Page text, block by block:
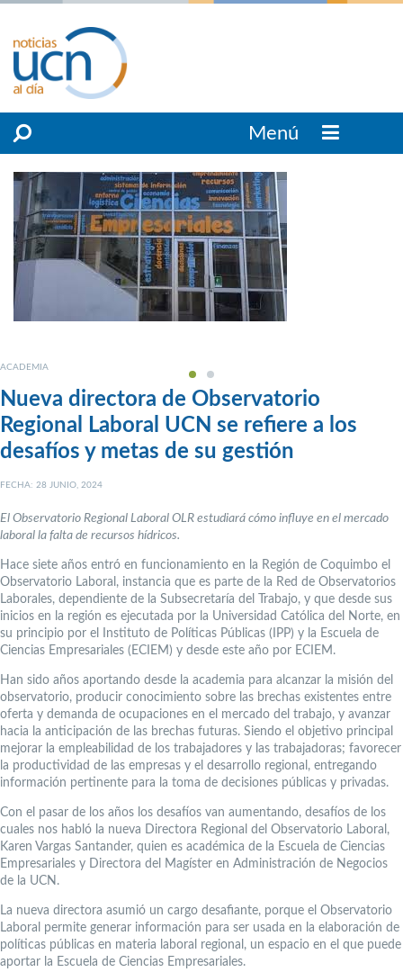
Menú
ACADEMIA
Nueva directora de Observatorio
Regional Laboral UCN se refiere a los
desafíos y metas de su gestión
FECHA: 28 JUNIO, 2024
El Observatorio Regional Laboral OLR estudiará cómo influye en el mercado
laboral la falta de recursos hídricos.
Hace siete años entró en funcionamiento en la Región de Coquimbo el
Observatorio Laboral, instancia que es parte de la Red de Observatorios
Laborales, dependiente de la Subsecretaría del Trabajo, y que desde sus
inicios en la región es ejecutada por la Universidad Católica del Norte, en
su principio por el Instituto de Políticas Públicas (IPP) y la Escuela de
Ciencias Empresariales (ECIEM) y desde este año por ECIEM.
Han sido años aportando desde la academia para alcanzar la misión del
observatorio, producir conocimiento sobre las brechas existentes entre
oferta y demanda de ocupaciones en el mercado del trabajo, y avanzar
hacia la anticipación de las brechas futuras. Siendo el objetivo principal
mejorar la empleabilidad de los trabajadores y las trabajadoras; favorecer
la productividad de las empresas y el desarrollo regional, entregando
información pertinente para la toma de decisiones públicas y privadas.
Con el pasar de los años los desafíos van aumentando, desafíos de los
cuales nos habló la nueva Directora Regional del Observatorio Laboral,
Karen Vargas Santander, quien es académica de la Escuela de Ciencias
Empresariales y Directora del Magíster en Administración de Negocios
de la UCN.
La nueva directora asumió un cargo desafiante, porque el Observatorio
Laboral permite generar información para ser usada en la elaboración de
políticas públicas en materia laboral regional, un espacio en el que puede
aportar la Escuela de Ciencias Empresariales.